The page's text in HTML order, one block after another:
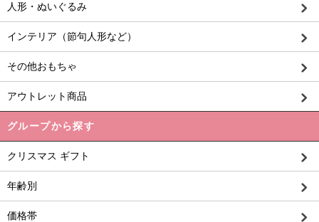
人形・ぬいぐるみ
インテリア（節句人形など）
その他おもちゃ
アウトレット商品
グループから探す
クリスマス ギフト
年齢別
価格帯